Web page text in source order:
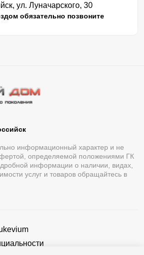
ул. Луначарского, 30
обязательно позвоните
информационный характер и не
определяемой положениями ГК
информации о наличии, видах,
услуг и товаров обращайтесь в